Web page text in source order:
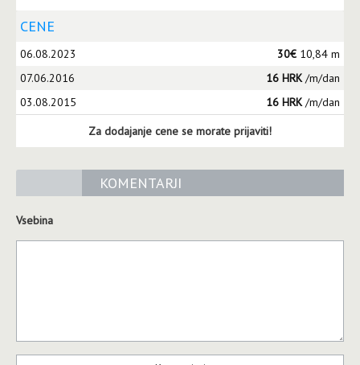
CENE
06.08.2023 30€ 10,84 m
07.06.2016
16 HRK/m/dan
03.08.2015
16 HRK/m/dan
Za dodajanje cene se morate prijaviti!
KOMENTARJI
Vsebina